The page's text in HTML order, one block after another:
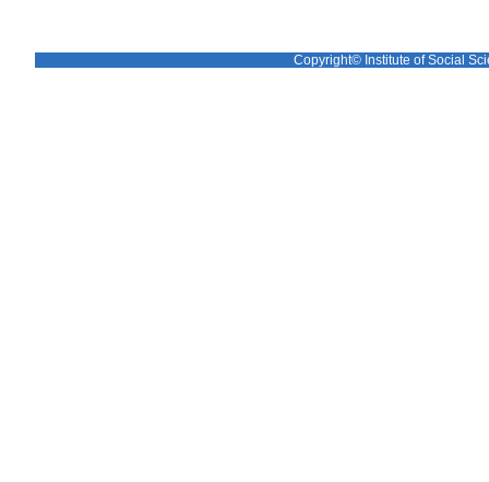
Copyright© Institute of Social